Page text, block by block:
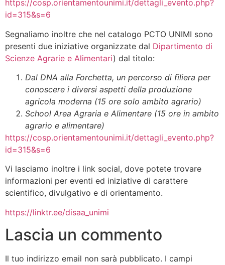
https://cosp.orientamentounimi.it/dettagli_evento.php?
id=315&s=6
Segnaliamo inoltre che nel catalogo PCTO UNIMI sono
presenti due iniziative organizzate dal Dipartimento di
Scienze Agrarie e Alimentari) dal titolo:
Dal DNA alla Forchetta, un percorso di filiera per
conoscere i diversi aspetti della produzione
agricola moderna (15 ore solo ambito agrario)
School Area Agraria e Alimentare (15 ore in ambito
agrario e alimentare)
https://cosp.orientamentounimi.it/dettagli_evento.php?
id=315&s=6
Vi lasciamo inoltre i link social, dove potete trovare
informazioni per eventi ed iniziative di carattere
scientifico, divulgativo e di orientamento.
https://linktr.ee/disaa_unimi
Lascia un commento
Il tuo indirizzo email non sarà pubblicato. I campi